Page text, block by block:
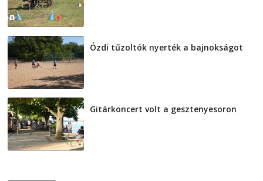
Ózdi tűzoltók nyerték a bajnokságot
Gitárkoncert volt a gesztenyesoron